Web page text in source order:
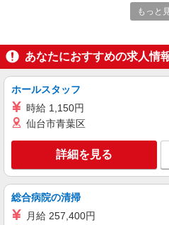
ケンタッキーフライドチキン 雑色
カウンター・キ
時＞土日祝
東京都大田
キープ
カウンター・キ
時＞平日（月
もっと
あなたにおすすめの求人情
ホールスタッフ
時給 1,150円
仙台市青葉区
詳細を見る
総合病院の清掃
月給 257,400円